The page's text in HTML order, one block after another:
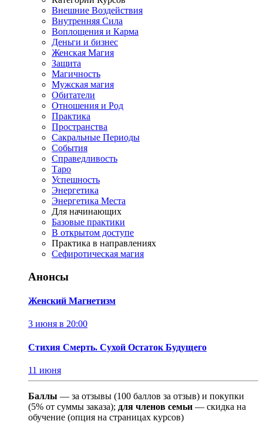
Внешние Воздействия
Внутренняя Сила
Воплощения и Карма
Деньги и бизнес
Женская Магия
Защита
Магичность
Мужская магия
Обитатели
Отношения и Род
Практика
Пространства
Сакральные Периоды
События
Справедливость
Таро
Успешность
Энергетика
Энергетика Места
Для начинающих
Базовые практики
В открытом доступе
Практика в направлениях
Сефиротическая магия
Анонсы
Женский Магнетизм
3 июня в 20:00
Стихия Смерть. Сухой Остаток Будущего
11 июня
Баллы — за отзывы (100 баллов за отзыв) и покупки
(5% от суммы заказа); для членов семьи — скидка на
обучение (опция на страницах курсов)